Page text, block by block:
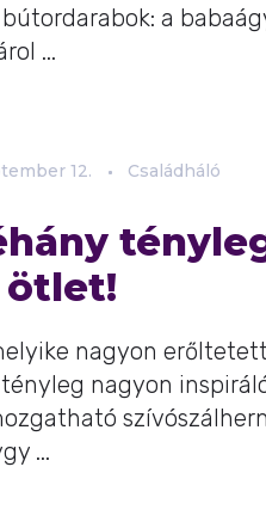
a
...
12. Családháló
ötlet!
nagyon
nagyon
...